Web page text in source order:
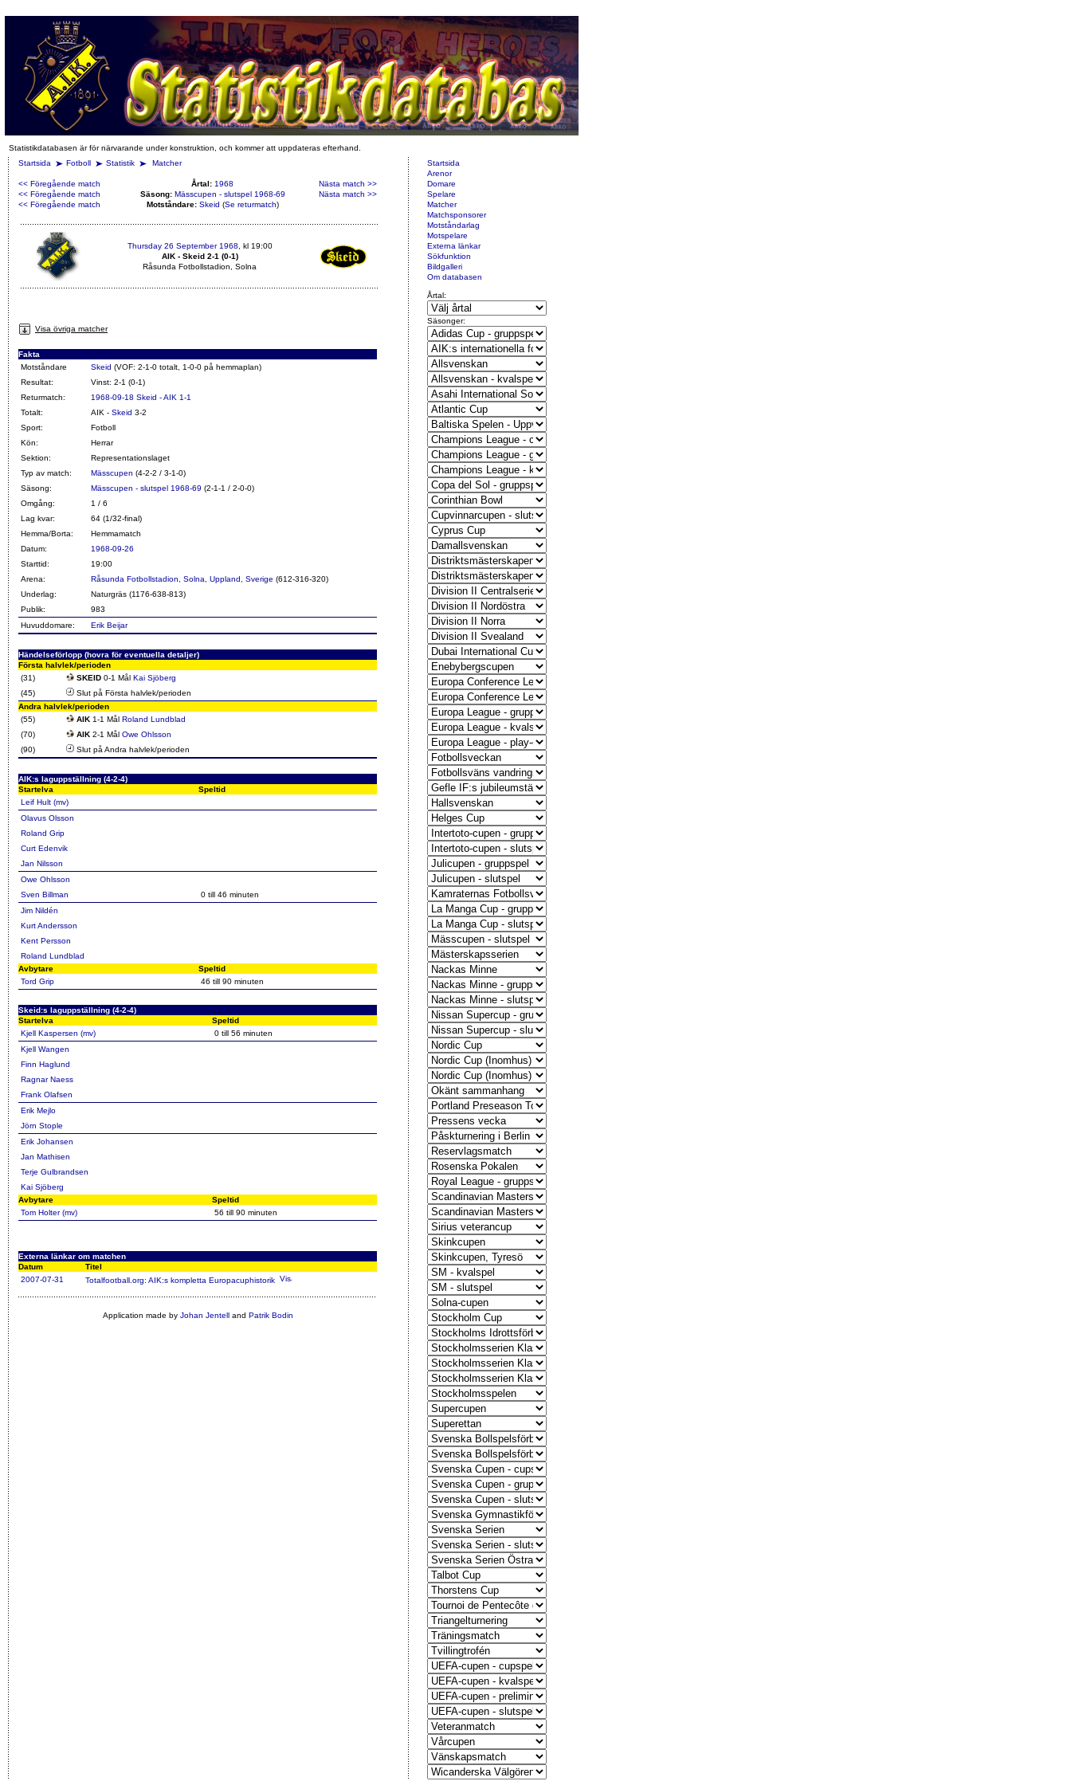
Statistikdatabasen är för närvarande under konstruktion, och kommer att uppdateras efterhand.
Startsida
Fotboll Statistik Matcher
<< Föregående match Årtal: 1968
Nästa match >>
<< Föregående match
Säsong: Mässcupen - slutspel 1968-69
Nästa match >>
<< Föregående match
Motståndare: Skeid (Se returmatch)
Thursday 26 September 1968 , kl 19:00
AIK - Skeid 2-1 (0-1)
Råsunda Fotbollstadion, Solna
Visa övriga matcher
Fakta
Motståndare
Skeid (VOF: 2-1-0 totalt, 1-0-0 på hemmaplan)
Resultat:
Vinst: 2-1 (0-1)
Returmatch:
1968-09-18 Skeid - AIK 1-1
Totalt:
AIK - Skeid 3-2
Sport:
Fotboll
Kön:
Herrar
Sektion:
Representationslaget
Typ av match:
Mässcupen (4-2-2 / 3-1-0)
Säsong:
Mässcupen - slutspel 1968-69 (2-1-1 / 2-0-0)
Omgång:
1 / 6
Lag kvar:
64 (1/32-final)
Hemma/Borta:
Hemmamatch
Datum:
1968-09-26
Starttid:
19:00
Arena:
Råsunda Fotbollstadion, Solna, Uppland, Sverige (612-316-320)
Underlag:
Naturgräs (1176-638-813)
Publik:
983
Huvuddomare:
Erik Beijar
Händelseförlopp (hovra för eventuella detaljer)
Första halvlek/perioden
(31)
SKEID 0-1 Mål Kai Sjöberg
(45)
Slut på Första halvlek/perioden
Andra halvlek/perioden
(55)
AIK 1-1 Mål Roland Lundblad
(70)
AIK 2-1 Mål Owe Ohlsson
(90)
Slut på Andra halvlek/perioden
AIK:s laguppställning (4-2-4)
Startelva
Speltid
Leif Hult (mv)
Olavus Olsson
Roland Grip
Curt Edenvik
Jan Nilsson
Owe Ohlsson
Sven Billman
0 till 46 minuten
Jim Nildén
Kurt Andersson
Kent Persson
Roland Lundblad
Avbytare
Speltid
Tord Grip
46 till 90 minuten
Skeid:s laguppställning (4-2-4)
Startelva
Speltid
Kjell Kaspersen (mv)
0 till 56 minuten
Kjell Wangen
Finn Haglund
Ragnar Naess
Frank Olafsen
Erik Mejlo
Jörn Stople
Erik Johansen
Jan Mathisen
Terje Gulbrandsen
Kai Sjöberg
Avbytare
Speltid
Tom Holter (mv)
56 till 90 minuten
Externa länkar om matchen
Datum
Titel
2007-07-31
Totalfootball.org: AIK:s kompletta Europacuphistorik
Application made by Johan Jentelland Patrik Bodin
Startsida
Arenor
Domare
Spelare
Matcher
Matchsponsorer
Motståndarlag
Motspelare
Externa länkar
Sökfunktion
Bildgalleri
Om databasen
Årtal:
Säsonger: